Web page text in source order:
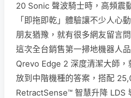
20 Sonic 聲波騎士時，高頻震
「即拖即乾」體驗讓不少人心
朋友猶豫，就有很多網友留言
這次全台銷售第一掃地機器人
Qrevo Edge 2 深度清潔大師，
放到中階機種的答案，搭配
RetractSense™ 智慧升降 LDS